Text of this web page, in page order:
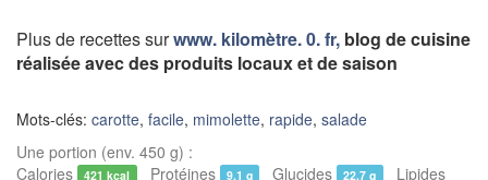
Plus de recettes surwww. kilomètre. 0. fr, blog de cuisine
réalisée avec des produits locaux et de saison
Mots-clés: carotte, facile, mimolette, rapide, salade
Une portion (env. 450 g) :
Calories
421 kcal Protéines 9,1 g Glucides 22,7 g Lipides